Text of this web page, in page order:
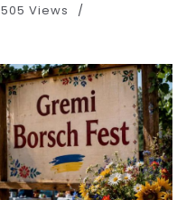
505 Views